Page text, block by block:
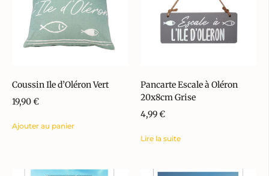
Coussin Ile d’Oléron Vert
19,90€
Ajouter au panier
Pancarte Escale à Oléron
20x8cm Grise
4,99€
Lire la suite